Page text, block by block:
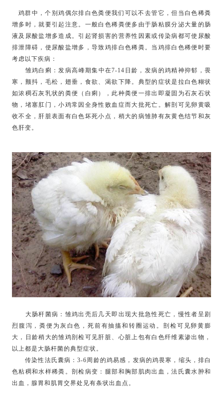
鸡群中，个别鸡偶尔排白色粪便我们可以不去管它，但当白色稀粪
增多时，就要引起注意。一般白色稀粪便多由于肠粘膜分泌大量的肠
液及尿酸盐增多造成。引起肾损害的营养性因素或传染病都可使尿酸
排泄障碍，使尿酸盐增多，导致鸡排白色稀粪。当鸡排白色稀便时要
考虑以下疾病：
雏鸡白痢：发病高峰期集中在7-14日龄，发病的鸡精神抑郁，畏
寒，颤抖，毛松，翅垂，食欲、渴欲下降。典型的症状是拉白色糊状
如浓稠石灰乳状的粪便（白痢），此种粪便一排出即凝固为石灰石状
物，堵塞肛门，小鸡常因全身性败血症而大批死亡。解剖可见卵黄吸
收不全，肝脏表面有白色坏死小点，稍大的病雏肺有灰黄色结节和灰
色肝变。
大肠杆菌病：雏鸡出壳后几天即出现大批急性死亡，慢性者呈剧
烈腹泻，粪便为灰白色，死前有抽搐和转圈运动。剖检可见卵黄膨
大，日龄稍大的雏鸡剖检可见肝脏、心脏上包有白色纤维素渗出物，
以上都是大肠杆菌的典型症状。
传染性法氏囊病：3-6周龄的鸡易感，发病的鸡畏寒，缩头，排白
色粘稠和水样稀粪。剖检病变：腿部和胸部肌肉出血，法氏囊水肿和
出血，腺胃和肌胃交界处见有条状出血点。